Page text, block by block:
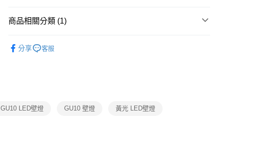
３．安心：先確認商品／服務後，再付款。
１．於結帳方式選擇「AFTEE先享後付」後，將跳轉至「AFTEE先享後
付」結帳頁面，進行簡訊認證並確認金額後，即可完成結帳。
先享後付繳納相關費用。
每筆NT$180，滿NT$5,000(含以上)免運費
商品相關分類 (1)
分享
客服
GU10 LED壁燈 GU10 壁燈 黃光 LED壁燈